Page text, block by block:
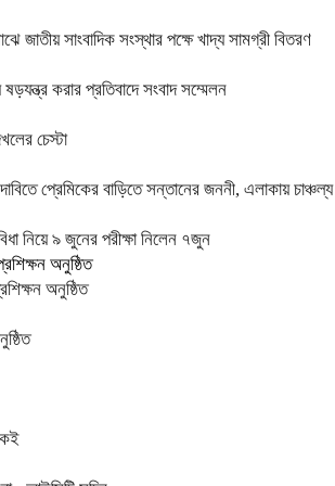
জাতীয় সাংবাদিক সংস্থার পক্ষে খাদ্য সামগ্রী বিতরণ
করার প্রতিবাদে সংবাদ সম্মেলন
চেস্টা
প্রেমিকের বাড়িতে সন্তানের জননী, এলাকায় চাঞ্চল্য
নিয়ে ৯ জুনের পরীক্ষা নিলেন ৭জুন
অনুষ্ঠিত